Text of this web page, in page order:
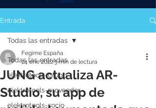
Entrada
Todas las entradas
elektrotools-grupo
elektrotools-proveedor
elektrotools-socio
Todas las entradas
JUNG actualiza AR-
Studio, su app de
Fegime España
24 ene 20223 min de lectura